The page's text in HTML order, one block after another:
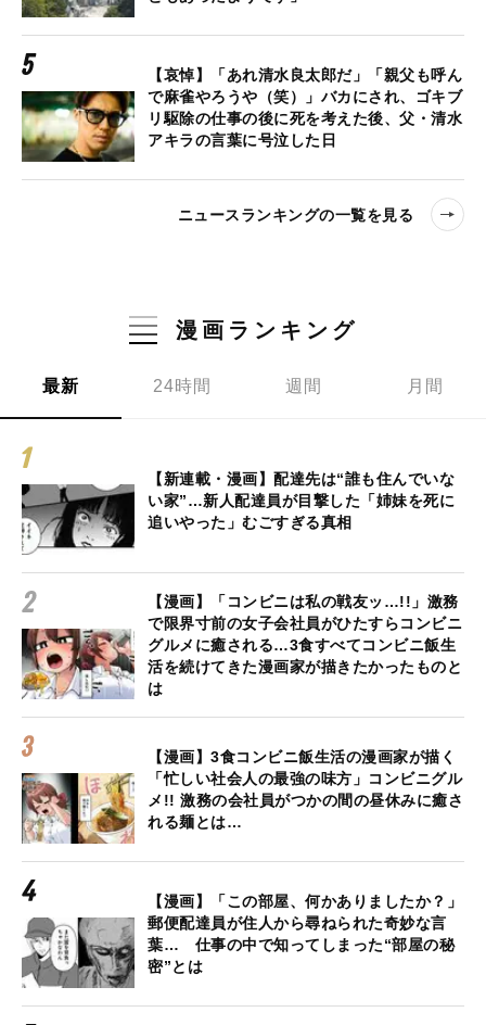
【哀悼】「あれ清水良太郎だ」「親父も呼ん
で麻雀やろうや（笑）」バカにされ、ゴキブ
リ駆除の仕事の後に死を考えた後、父・清水
アキラの言葉に号泣した日
ニュースランキングの一覧を見る
漫画ランキング
最新 24時間 週間 月間
【新連載・漫画】配達先は“誰も住んでいな
い家”…新人配達員が目撃した「姉妹を死に
追いやった」むごすぎる真相
【漫画】「コンビニは私の戦友ッ…!!」激務
で限界寸前の女子会社員がひたすらコンビニ
グルメに癒される…3食すべてコンビニ飯生
活を続けてきた漫画家が描きたかったものと
は
【漫画】3食コンビニ飯生活の漫画家が描く
「忙しい社会人の最強の味方」コンビニグル
メ!! 激務の会社員がつかの間の昼休みに癒さ
れる麺とは…
【漫画】「この部屋、何かありましたか？」
郵便配達員が住人から尋ねられた奇妙な言
葉… 仕事の中で知ってしまった“部屋の秘
密”とは